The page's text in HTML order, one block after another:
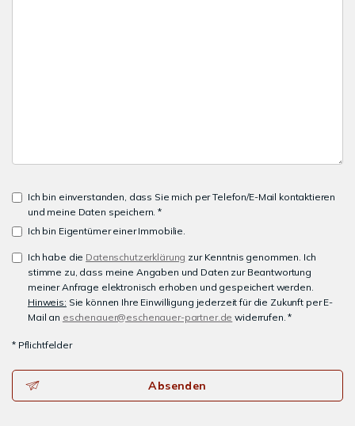
Ich bin einverstanden, dass Sie mich per Telefon/E-Mail kontaktieren
und meine Daten speichern. *
Ich bin Eigentümer einer Immobilie.
Ich habe die Datenschutzerklärung zur Kenntnis genommen. Ich
stimme zu, dass meine Angaben und Daten zur Beantwortung
meiner Anfrage elektronisch erhoben und gespeichert werden.
Hinweis: Sie können Ihre Einwilligung jederzeit für die Zukunft per E-
Mail an eschenauer@eschenauer-partner.de widerrufen. *
* Pflichtfelder
Absenden